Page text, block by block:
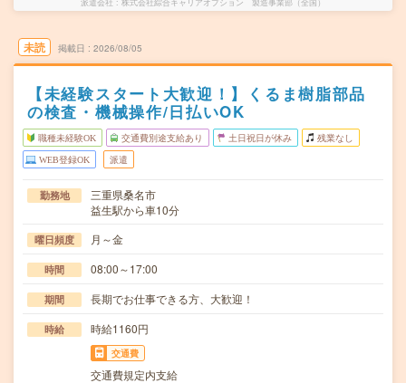
未読 掲載日 2026/08/05
【未経験スタート大歓迎！】くるま樹脂部品
の検査・機械操作/日払いOK
職種未経験OK 交通費別途支給あり 土日祝日が休み 残業なし
WEB登録OK 派遣
勤務地
三重県桑名市
益生駅から車10分
曜日頻度 月～金
時間 08:00～17:00
期間 長期でお仕事できる方、大歓迎！
時給 時給1160円
交通費
交通費規定内支給